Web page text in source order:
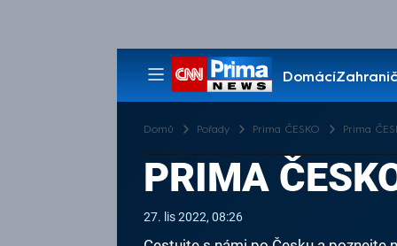
Domácí
Pořady
Domů Pořady Prima ČESKO Prima
PRIMA
27. lis 2022, 08:26